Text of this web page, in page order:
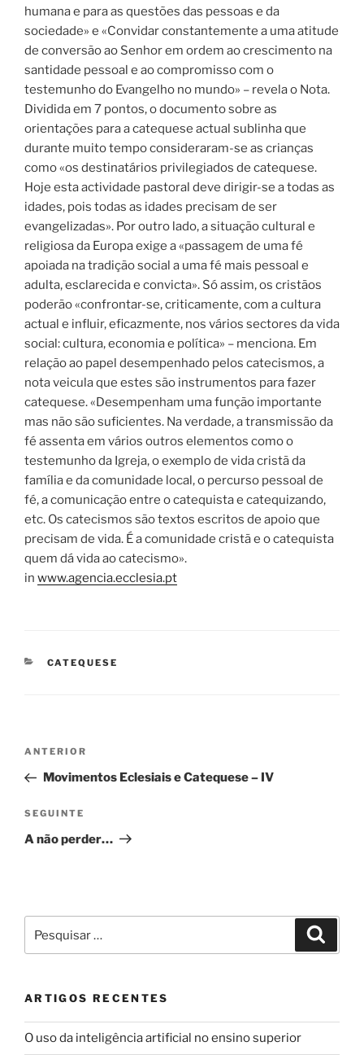
humana e para as questões das pessoas e da
sociedade» e «Convidar constantemente a uma atitude
de conversão ao Senhor em ordem ao crescimento na
santidade pessoal e ao compromisso com o
testemunho do Evangelho no mundo» – revela o Nota.
Dividida em 7 pontos, o documento sobre as
orientações para a catequese actual sublinha que
durante muito tempo consideraram-se as crianças
como «os destinatários privilegiados de catequese.
Hoje esta actividade pastoral deve dirigir-se a todas as
idades, pois todas as idades precisam de ser
evangelizadas». Por outro lado, a situação cultural e
religiosa da Europa exige a «passagem de uma fé
apoiada na tradição social a uma fé mais pessoal e
adulta, esclarecida e convicta». Só assim, os cristãos
poderão «confrontar-se, criticamente, com a cultura
actual e influir, eficazmente, nos vários sectores da vida
social: cultura, economia e política» – menciona. Em
relação ao papel desempenhado pelos catecismos, a
nota veicula que estes são instrumentos para fazer
catequese. «Desempenham uma função importante
mas não são suficientes. Na verdade, a transmissão da
fé assenta em vários outros elementos como o
testemunho da Igreja, o exemplo de vida cristã da
família e da comunidade local, o percurso pessoal de
fé, a comunicação entre o catequista e catequizando,
etc. Os catecismos são textos escritos de apoio que
precisam de vida. É a comunidade cristã e o catequista
quem dá vida ao catecismo».
in www.agencia.ecclesia.pt
CATEGORIAS
CATEQUESE
Navegação
artigos
Conteúdo
anterior
ANTERIOR
Movimentos Eclesiais e Catequese – IV
Conteúdo
seguinte
SEGUINTE
A não perder…
por:
ARTIGOS RECENTES
O uso da inteligência artificial no ensino superior